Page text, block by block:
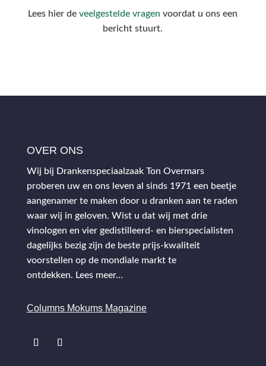
Lees hier deveelgestelde vragen voordat u ons een
bericht stuurt.
OVER ONS
Wij bij Drankenspeciaalzaak Ton Overmars
proberen uw en ons leven al sinds 1971 een beetje
aangenamer te maken door u dranken aan te raden
waar wij in geloven. Wist u dat wij met drie
vinologen en vier gedistilleerd- en bierspecialisten
dagelijks bezig zijn de beste prijs-kwaliteit
voorstellen op de mondiale markt te
ontdekken. Lees meer…
Columns Mokums Magazine